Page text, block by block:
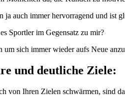
ja auch immer hervorragend und ist
Sportler im Gegensatz zu mir?
um sich immer wieder aufs Neue
und deutliche Ziele:
von Ihren Zielen schwärmen, sind